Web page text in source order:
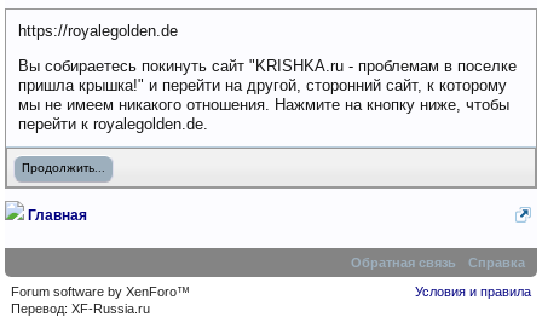
https://royalegolden.de
Вы собираетесь покинуть сайт "KRISHKA.ru - проблемам в поселке
пришла крышка!" и перейти на другой, сторонний сайт, к которому
мы не имеем никакого отношения. Нажмите на кнопку ниже, чтобы
перейти к royalegolden.de.
Продолжить...
Главная
Обратная связь
Справка
Условия и правила
Forum software by XenForo™
Перевод:XF-Russia.ru